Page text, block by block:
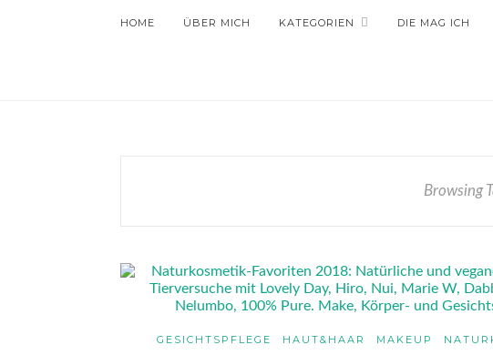
HOME ÜBER MICH KATEGORIEN DIE MAG ICH
Browsing
GESICHTSPFLEGE HAUT&HAAR MAKEUP